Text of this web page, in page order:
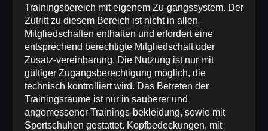
Trainingsbereich mit eigenem Zu-gangssystem. Der
Zutritt zu diesem Bereich ist nicht in allen
Mitgliedschaften enthalten und erfordert eine
entsprechend berechtigte Mitgliedschaft oder
Zusatz-vereinbarung. Die Nutzung ist nur mit
gültiger Zugangsberechtigung möglich, die
technisch kontrolliert wird. Das Betreten der
Trainingsräume ist nur in sauberer und
angemessener Trainings-bekleidung, sowie mit
Sportschuhen gestattet. Kopfbedeckungen, mit